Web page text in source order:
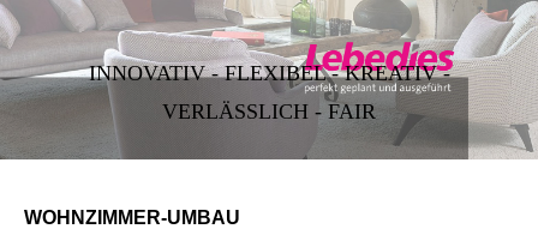
INNOVATIV - FLEXIBEL - KREATIV -
VERLÄSSLICH - FAIR
WOHNZIMMER-UMBAU